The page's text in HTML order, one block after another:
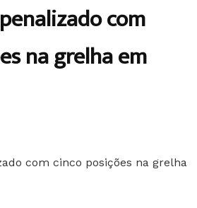
com
na grelha em